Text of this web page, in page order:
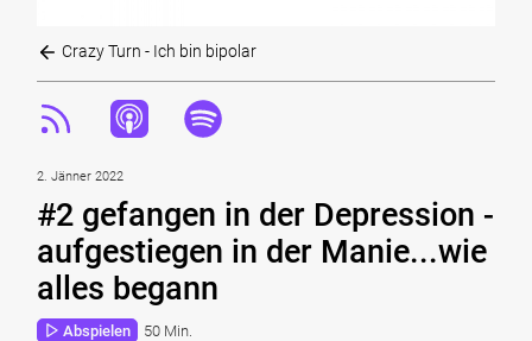
Crazy Turn - Ich bin bipolar
2. Jänner 2022
#2 gefangen in der Depression -
aufgestiegen in der Manie...wie
alles begann
Abspielen 50 Min.